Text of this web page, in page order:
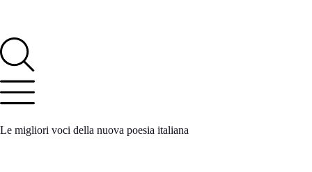
Le migliori voci della nuova poesia italiana